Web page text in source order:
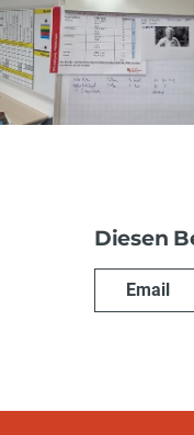
Diesen
Email